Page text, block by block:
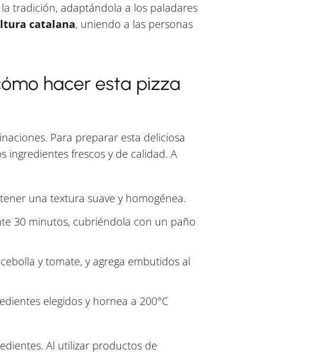
tradición, adaptándola a los paladares
catalana, uniendo a las personas
hacer esta pizza
Para preparar esta deliciosa
ingredientes frescos y de calidad. A
una textura suave y homogénea.
30 minutos, cubriéndola con un paño
y tomate, y agrega embutidos al
elegidos y hornea a 200°C
Al utilizar productos de